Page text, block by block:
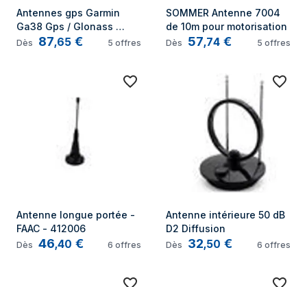
Antennes gps Garmin
Ga38 Gps / Glonass
Antenna …
Dès 87,65 € 5 offres
SOMMER Antenne 7004
de 10m pour motorisation
Dès 57,74 € 5 offres
Antenne longue portée -
FAAC - 412006
Dès 46,40 € 6 offres
Antenne intérieure 50 dB
D2 Diffusion
Dès 32,50 € 6 offres